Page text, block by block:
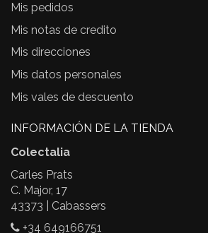
Mis pedidos
Mis notas de credito
Mis direcciones
Mis datos personales
Mis vales de descuento
INFORMACIÓN DE LA TIENDA
Colectalia
Carles Prats
C. Major, 17
43373 | Cabassers
+34 649166751